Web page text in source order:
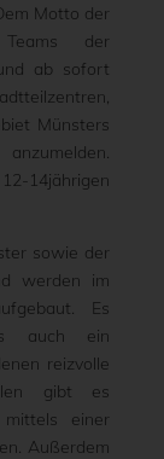
Motto der
der
ab sofort
Münsters
sowie der
werden im
Es
auch ein
reizvolle
gibt es
einer
Außerdem